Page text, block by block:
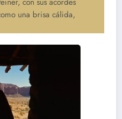
una brisa cálida,